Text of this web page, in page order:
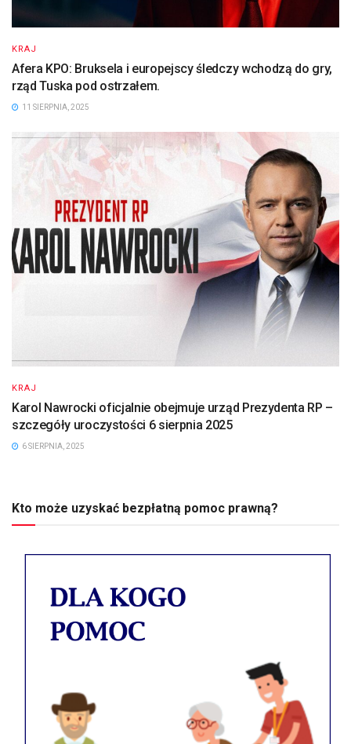
KRAJ
Afera KPO: Bruksela i europejscy śledczy wchodzą do gry,
rząd Tuska pod ostrzałem.
11 SIERPNIA, 2025
KRAJ
Karol Nawrocki oficjalnie obejmuje urząd Prezydenta RP –
szczegóły uroczystości 6 sierpnia 2025
6 SIERPNIA, 2025
Kto może uzyskać bezpłatną pomoc prawną?